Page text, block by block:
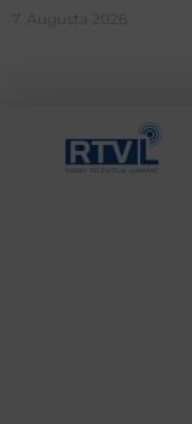
7. Augusta 2026.